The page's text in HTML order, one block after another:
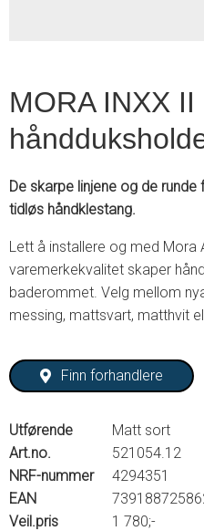
MORA INXX II
De skarpe linjene og de
tidløs håndklestang.
Lett å installere og med Mora
varemerkekvalitet skaper
baderommet. Velg mellom
messing, mattsvart, matthvit
Finn forhandlere
Utførende
Matt sort
Art.no.
521054.12
NRF-nummer
4294351
EAN
Veil.pris
1 780;-